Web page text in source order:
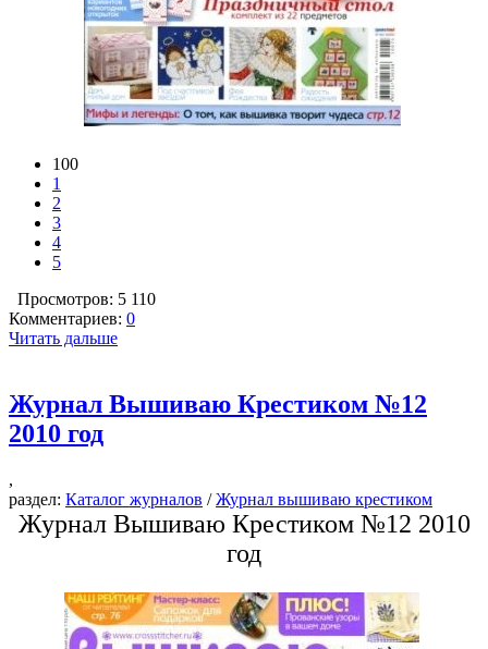
100
1
2
3
4
5
Просмотров: 5 110
Комментариев: 0
Читать дальше
Журнал Вышиваю Крестиком №12
2010 год
,
раздел: Каталог журналов /Журнал вышиваю крестиком
Журнал Вышиваю Крестиком №12 2010
год